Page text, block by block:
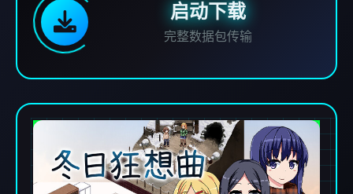
启动下载
完整数据包传输